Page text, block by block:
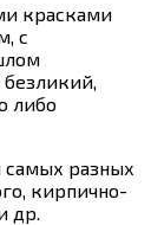
красками
с
либо
разных
кирпично-
др.